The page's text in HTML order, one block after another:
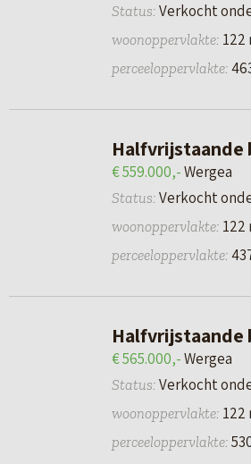
Status: Verkocht
woonoppervlakte: 122
perceeloppervlakte:
Halfvrijstaande
€ 559.000,-Wergea
Status: Verkocht
woonoppervlakte: 122
perceeloppervlakte:
Halfvrijstaande
€ 565.000,-Wergea
Status: Verkocht
woonoppervlakte: 122
perceeloppervlakte: